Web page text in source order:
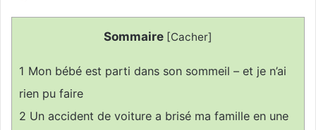
Sommaire [Cacher]
1 Mon bébé est parti dans son sommeil – et je n’ai
rien pu faire
2 Un accident de voiture a brisé ma famille en une